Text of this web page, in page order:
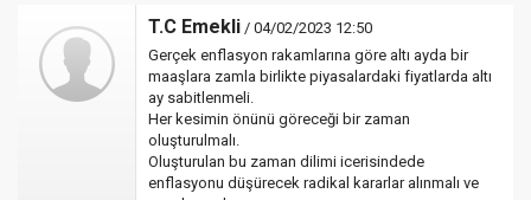
T.C Emekli / 04/02/2023 12:50
Gerçek enflasyon rakamlarına göre altı ayda bir
maaşlara zamla birlikte piyasalardaki fiyatlarda altı
ay sabitlenmeli.
Her kesimin önünü göreceği bir zaman
oluşturulmalı.
Oluşturulan bu zaman dilimi icerisindede
enflasyonu düşürecek radikal kararlar alınmalı ve